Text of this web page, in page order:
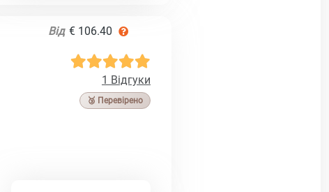
Від € 106.40
1 Відгуки
🥉 Перевірено